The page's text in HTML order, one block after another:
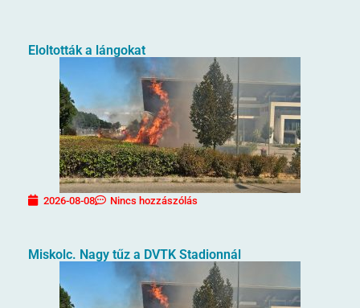
Eloltották a lángokat
2026-08-08 Nincs hozzászólás
Miskolc. Nagy tűz a DVTK Stadionnál